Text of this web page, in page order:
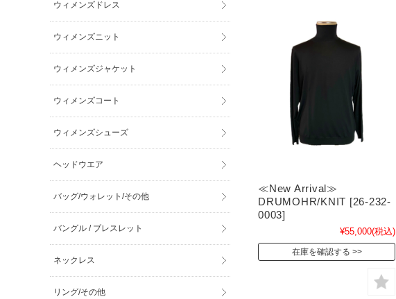
≪New Arrival≫
DRUMOHR/KNIT [26-232-
0003]
¥55,000(税込)
在庫を確認する
ウィメンズドレス
ウィメンズニット
ウィメンズジャケット
ウィメンズコート
ウィメンズシューズ
ヘッドウエア
バッグ/ウォレット/その他
バングル / ブレスレット
ネックレス
リング/その他